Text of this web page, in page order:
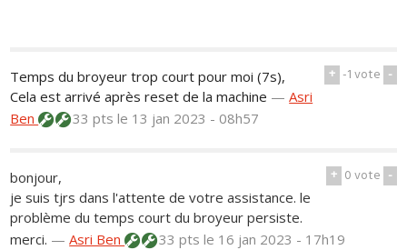
+ -1vote -
Temps du broyeur trop court pour moi (7s),
Cela est arrivé après reset de la machine —Asri
Ben
33 ptsle 13 jan 2023 - 08h57
+ 0vote -
bonjour,
je suis tjrs dans l'attente de votre assistance. le
problème du temps court du broyeur persiste.
merci. —Asri Ben 33 ptsle 16 jan 2023 - 17h19